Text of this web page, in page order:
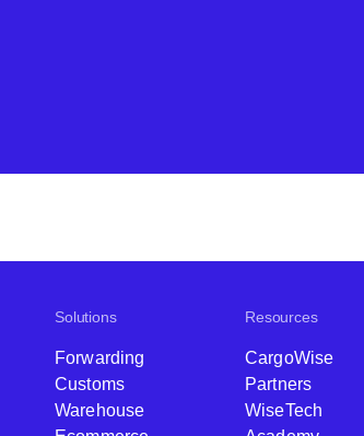
Solutions
Forwarding
Customs
Warehouse
Resources
CargoWise
Partners
WiseTech